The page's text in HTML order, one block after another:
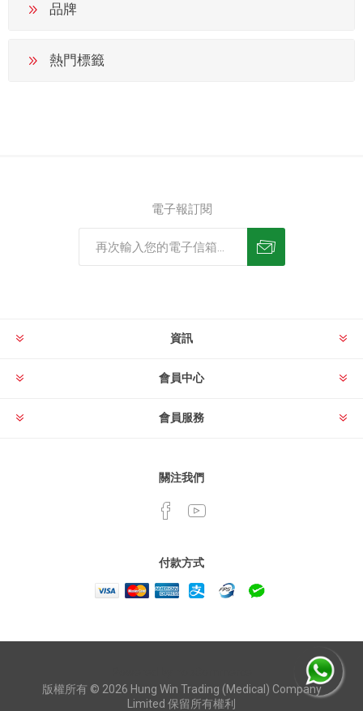
品牌
熱門標籤
電子報訂閱
資訊
會員中心
會員服務
關注我們
付款方式
版權所有 © 2026 Hung Win Trading (Medical) Company
Limited 保留所有權利